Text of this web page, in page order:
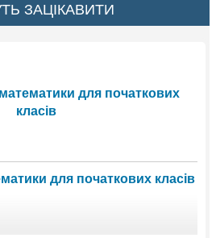
ЗАЦІКАВИТИ
для початкових класів